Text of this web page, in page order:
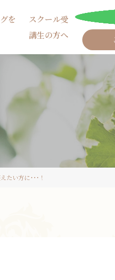
を
スクール受
講生の方へ
たい方に･･･！